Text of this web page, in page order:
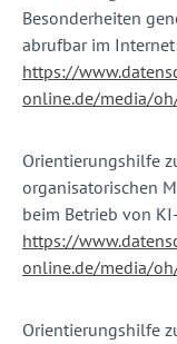
Besonderheiten
abrufbar im
https://
online.de/media/oh/
Orientierungshilfe
organisatorischen
beim Betrieb von
https://
online.de/media/
Orientierungshilfe